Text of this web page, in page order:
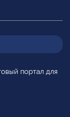
портал для